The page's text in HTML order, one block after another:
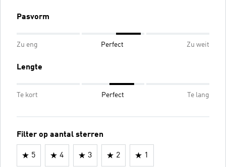
Pasvorm
Zu eng Perfect Zu weit
Lengte
Te kort Perfect Te lang
Filter op aantal sterren
5 4 3 2 1